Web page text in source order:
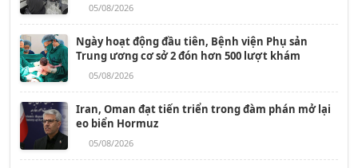
05/08/2026
Ngày hoạt động đầu tiên, Bệnh viện Phụ sản
Trung ương cơ sở 2 đón hơn 500 lượt khám
05/08/2026
Iran, Oman đạt tiến triển trong đàm phán mở lại
eo biển Hormuz
05/08/2026